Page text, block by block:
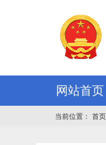
网站首页
当前位置： 首页